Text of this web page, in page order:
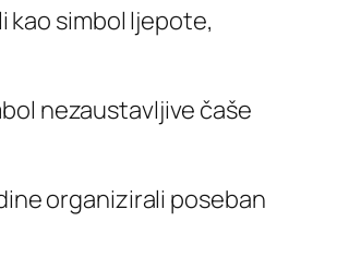
kao simbol ljepote,
nezaustavljive čaše
organizirali poseban